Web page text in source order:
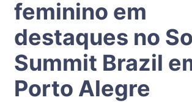
feminino em
destaques no
Summit Brazil
Porto Alegre